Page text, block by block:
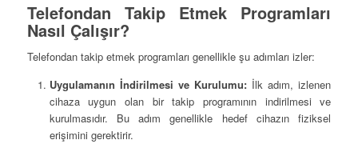
Telefondan Takip Etmek Programları
Nasıl Çalışır?
Telefondan takip etmek programları genellikle şu adımları izler:
Uygulamanın İndirilmesi ve Kurulumu: İlk adım, izlenen
cihaza uygun olan bir takip programının indirilmesi ve
kurulmasıdır. Bu adım genellikle hedef cihazın fiziksel
erişimini gerektirir.